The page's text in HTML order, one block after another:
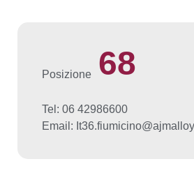
Posizione 68
Tel: 06 42986600
Email: